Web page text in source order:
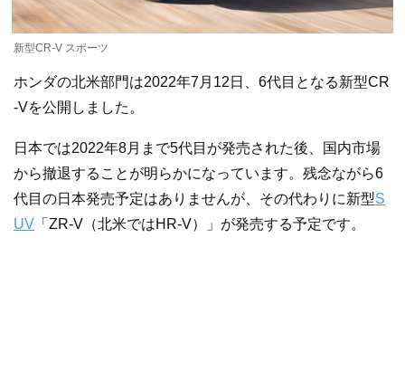
新型CR-V スポーツ
ホンダの北米部門は2022年7月12日、6代目となる新型CR
-Vを公開しました。
日本では2022年8月まで5代目が発売された後、国内市場
から撤退することが明らかになっています。残念ながら6
代目の日本発売予定はありませんが、その代わりに新型S
UV 「ZR-V（北米ではHR-V）」が発売する予定です。